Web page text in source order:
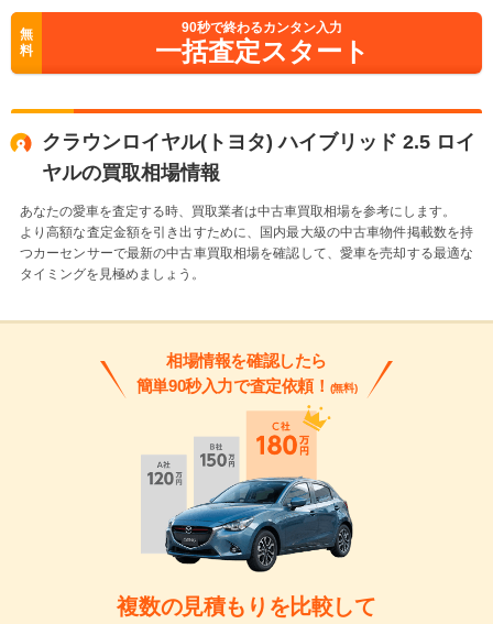
無
料
90秒で終わるカンタン入力
一括査定スタート
クラウンロイヤル(トヨタ) ハイブリッド 2.5 ロイ
ヤルの買取相場情報
あなたの愛車を査定する時、買取業者は中古車買取相場を参考にします。
より高額な査定金額を引き出すために、国内最大級の中古車物件掲載数を持
つカーセンサーで最新の中古車買取相場を確認して、愛車を売却する最適な
タイミングを見極めましょう。
相場情報を確認したら
簡単90秒入力で査定依頼！ (無料)
複数の見積もりを比較して